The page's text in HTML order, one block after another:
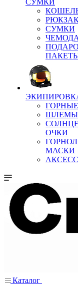
СУМКИ
СУМКИ
ШЛЕМЫ
ОЧКИ
МАСКИ
Каталог